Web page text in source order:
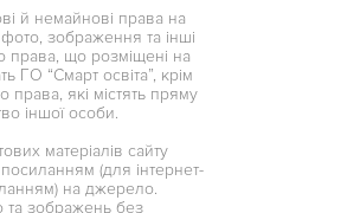
й немайнові права на
фото, зображення та інші
права, що розміщені на
ГО “Смарт освіта”, крім
права, які містять пряму
іншої особи.
матеріалів сайту
(для інтернет-
на джерело.
та зображень без